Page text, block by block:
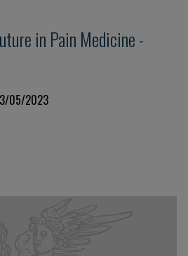
in Pain Medicine -
05/2023